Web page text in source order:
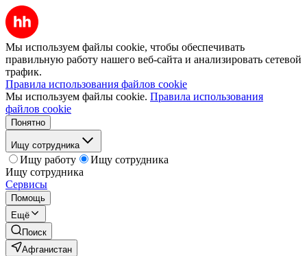
Мы используем файлы cookie, чтобы обеспечивать
правильную работу нашего веб-сайта и анализировать сетевой
трафик.
Правила использования файлов cookie
Мы используем файлы cookie. Правила использования
файлов cookie
Понятно
Ищу сотрудника
Ищу работу
Ищу сотрудника
Ищу сотрудника
Сервисы
Помощь
Ещё
Поиск
Афганистан